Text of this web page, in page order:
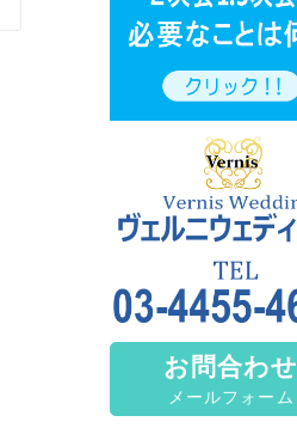
お問合わせ
メールフォーム